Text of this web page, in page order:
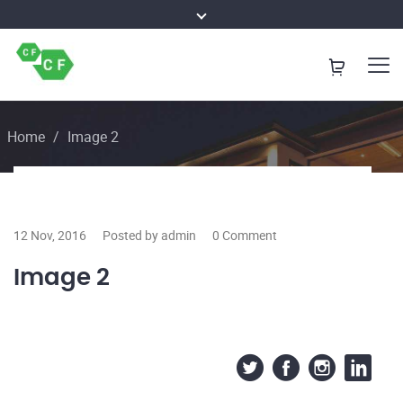
Home / Image 2
12 Nov, 2016 Posted by admin 0 Comment
Image 2